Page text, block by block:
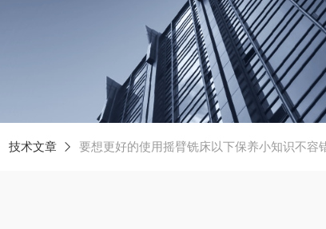
技术文章 要想更好的使用摇臂铣床以下保养小知识不容